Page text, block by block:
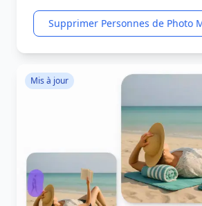
Supprimer Personnes de Photo
Mis à jour